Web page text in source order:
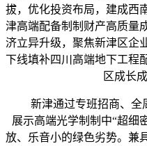
拔，优化投资布局，建成西
津高端配备制制财产高质量
济立异升级，聚焦新津区企
下线填补四川高端地下工程
区成长
新津通过专班招商、全
展示高端光学制制中“超细
放、乐音小的绿色劣势。兼